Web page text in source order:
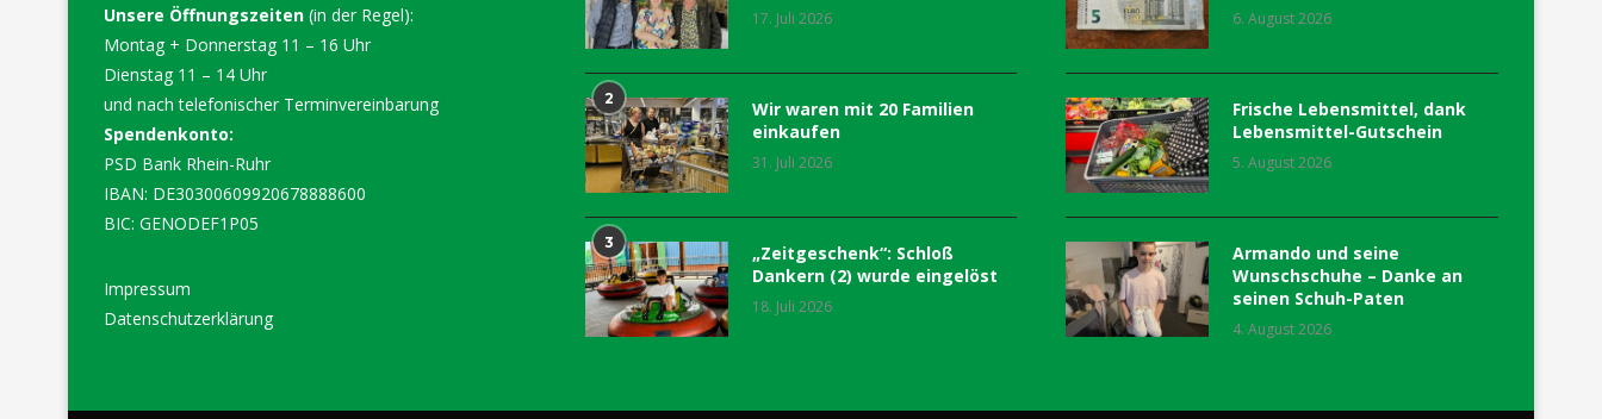
Unsere Öffnungszeiten (in der Regel):
Montag + Donnerstag 11 – 16 Uhr
Dienstag 11 – 14 Uhr
und nach telefonischer Terminvereinbarung
Spendenkonto:
PSD Bank Rhein-Ruhr
IBAN: DE30300609920678888600
BIC: GENODEF1P05
Impressum
Datenschutzerklärung
17. Juli 2026
2
Wir waren mit 20 Familien
einkaufen
31. Juli 2026
3
„Zeitgeschenk“: Schloß
Dankern (2) wurde eingelöst
18. Juli 2026
6. August 2026
Frische Lebensmittel, dank
Lebensmittel-Gutschein
5. August 2026
Armando und seine
Wunschschuhe – Danke an
seinen Schuh-Paten
4. August 2026